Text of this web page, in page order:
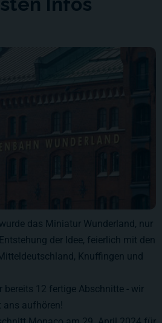
das Miniatur Wunderland, nur
der Idee, feierlich mit den
Knuffingen und
bereits 12 fertige Abschnitte - wir
aufhören!